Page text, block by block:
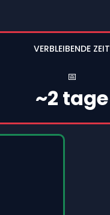
VERBLEIBENDE ZEIT
📅
~2 tage